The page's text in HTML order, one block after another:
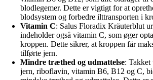
blodlegemer. Dette er vigtigt for at
blodsystem og forbedre ilttransporten i
Vitamin C: Salus Floradix Kräuterblut
indeholder også vitamin C, som øger
kroppen. Dette sikrer, at kroppen får
tilførte jern.
Mindre træthed og udmattelse:
jern, riboflavin, vitamin B6, B12 og C,